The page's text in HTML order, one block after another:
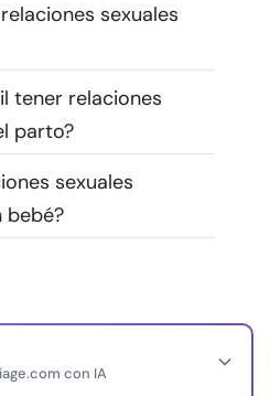
ES
sexuales
tener relaciones
parto?
sexuales
bebé?
con IA